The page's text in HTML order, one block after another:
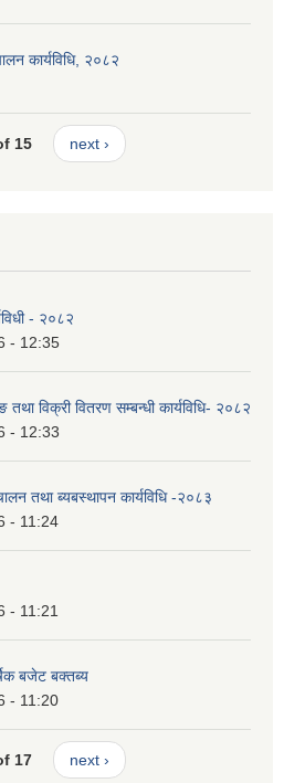
कार्यविधि, २०८२
15 next ›
- २०८२
- 12:35
तथा विक्री वितरण सम्बन्धी कार्यविधि- २०८२
- 12:33
तथा ब्यबस्थापन कार्यविधि -२०८३
- 11:24
- 11:21
बजेट बक्तब्य
- 11:20
17 next ›